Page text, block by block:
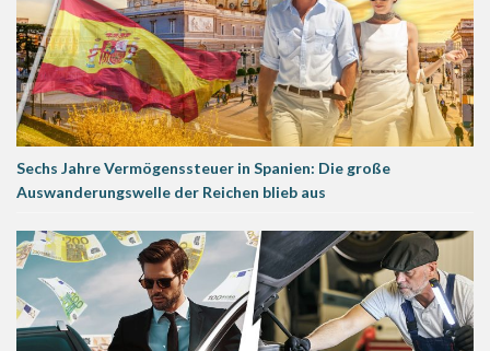
Sechs Jahre Vermögenssteuer in Spanien: Die große
Auswanderungswelle der Reichen blieb aus